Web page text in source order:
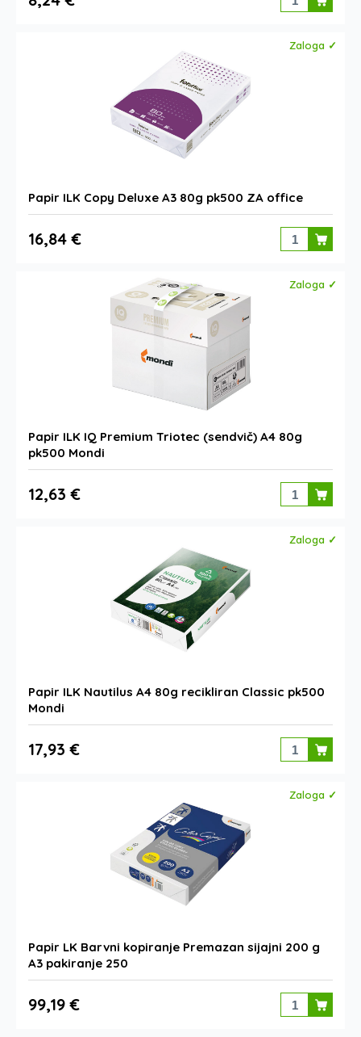
Zaloga ✓
Papir ILK Copy Deluxe A3 80g pk500 ZA office
16,84 €
Zaloga ✓
Papir ILK IQ Premium Triotec (sendvič) A4 80g
pk500 Mondi
12,63 €
Zaloga ✓
Papir ILK Nautilus A4 80g recikliran Classic pk500
Mondi
17,93 €
Zaloga ✓
Papir LK Barvni kopiranje Premazan sijajni 200 g
A3 pakiranje 250
99,19 €